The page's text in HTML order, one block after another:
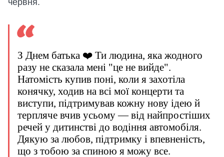
З Днем батька ❤️ Ти людина, яка жодного
разу не сказала мені "це не вийде".
Натомість купив поні, коли я захотіла
конячку, ходив на всі мої концерти та
виступи, підтримував кожну нову ідею й
терпляче вчив усьому — від найпростіших
речей у дитинстві до водіння автомобіля.
Дякую за любов, підтримку і впевненість,
що з тобою за спиною я можу все.